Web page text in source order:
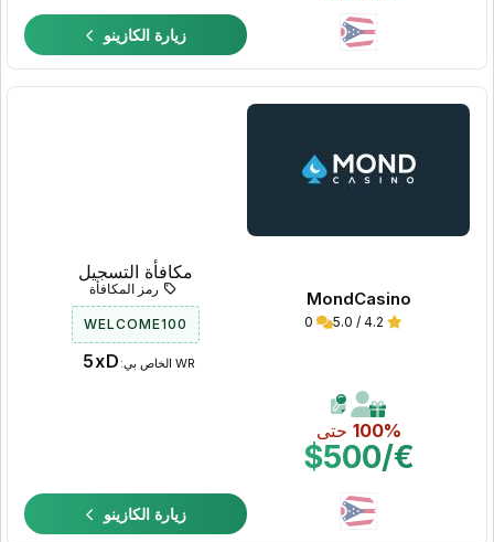
زيارة الكازينو
MondCasino
4.2 / 5.0
0
100%حتى
€/$500
مكافأة التسجيل
رمز المكافأة
WELCOME100
WR الخاص بي: 5xD
زيارة الكازينو